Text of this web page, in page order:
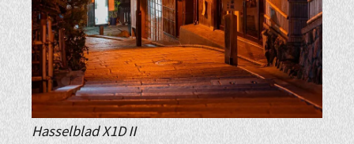
Hasselblad X1DⅡ